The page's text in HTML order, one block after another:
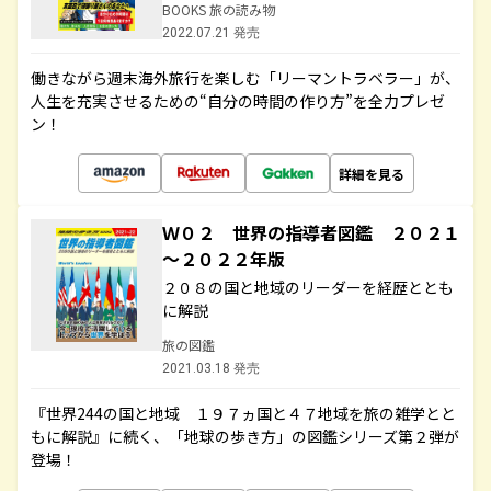
BOOKS 旅の読み物
2022.07.21 発売
働きながら週末海外旅行を楽しむ「リーマントラベラー」が、
人生を充実させるための“自分の時間の作り方”を全力プレゼ
ン！
詳細を見る
Ｗ０２ 世界の指導者図鑑 ２０２１
～２０２２年版
２０８の国と地域のリーダーを経歴ととも
に解説
旅の図鑑
2021.03.18 発売
『世界244の国と地域 １９７ヵ国と４７地域を旅の雑学とと
もに解説』に続く、「地球の歩き方」の図鑑シリーズ第２弾が
登場！